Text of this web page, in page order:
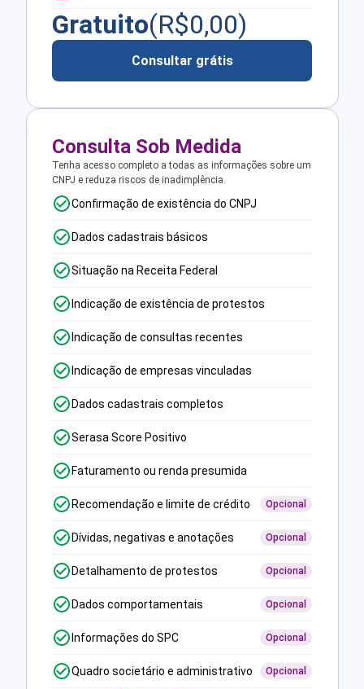
Gratuito(R$0,00)
Consultar grátis
Consulta Sob Medida
Tenha acesso completo a todas as informações sobre um
CNPJ e reduza riscos de inadimplência.
Confirmação de existência do CNPJ
Dados cadastrais básicos
Situação na Receita Federal
Indicação de existência de protestos
Indicação de consultas recentes
Indicação de empresas vinculadas
Dados cadastrais completos
Serasa Score Positivo
Faturamento ou renda presumida
Recomendação e limite de crédito Opcional
Dívidas, negativas e anotações Opcional
Detalhamento de protestos Opcional
Dados comportamentais Opcional
Informações do SPC Opcional
Quadro societário e administrativo Opcional